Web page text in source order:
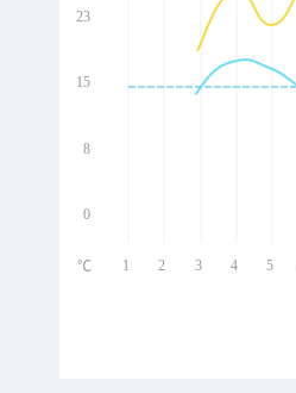
23
15
8
0
1 2 3 4 5
℃